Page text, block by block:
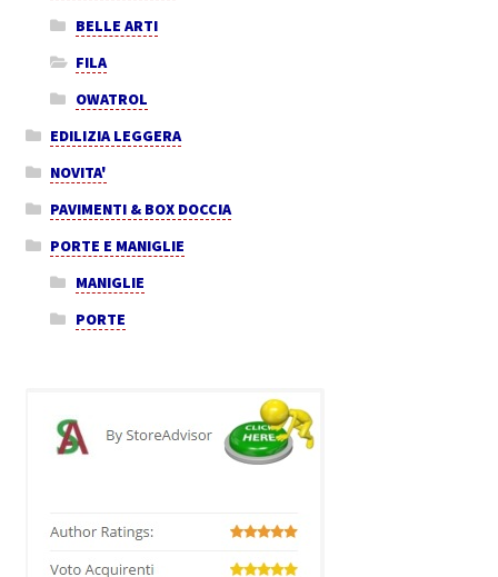
BELLE ARTI
FILA
OWATROL
EDILIZIA LEGGERA
NOVITA'
PAVIMENTI & BOX DOCCIA
PORTE E MANIGLIE
MANIGLIE
PORTE